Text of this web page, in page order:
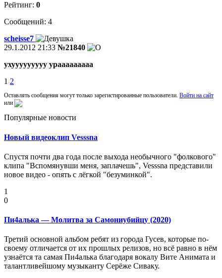
Рейтинг: 0
Сообщений: 4
scheisse7
29.1.2012 21:33 №21840
ухууууууууу урааааааааа
1 2
Оставлять сообщения могут только зарегистированные пользователи. Войти на сайт
или
Популярные новости
Новый видеоклип Vesssna
Спустя почти два года после выхода необычного "фолкового"
клипа "Вспомянувши меня, заплачешь", Vesssna представили
новое видео - опять с лёгкой "безуминкой".
1
0
Пи4алька — Молитва за Самониубийцу (2020)
Третий основной альбом ребят из города Гусев, которые по-
своему отличается от их прошлых релизов, но всё равно в нём
узнаётся та самая Пи4алька благодаря вокалу Вите Анимата и
талантливейшому музыканту Серёже Сиваку.